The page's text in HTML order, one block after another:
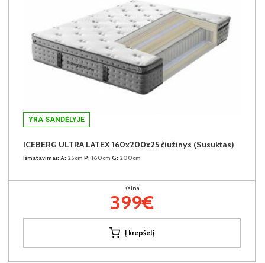
YRA SANDĖLYJE
ICEBERG ULTRA LATEX 160x200x25 čiužinys (Susuktas)
Išmatavimai: A: 25cm P: 160cm G: 200cm
Kaina:
399€
Į krepšelį